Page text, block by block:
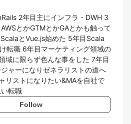
2年目主にインフラ・DWH 3
とかGTMとかGAとかも触って
とVue.js始めた 5年目Scala
転職 6年目マーケティング領域の
域に限らず色んな事をした 7年目
ャーになりゼネラリストの道へ
リストになりたい&MAを自社で
転職
Follow